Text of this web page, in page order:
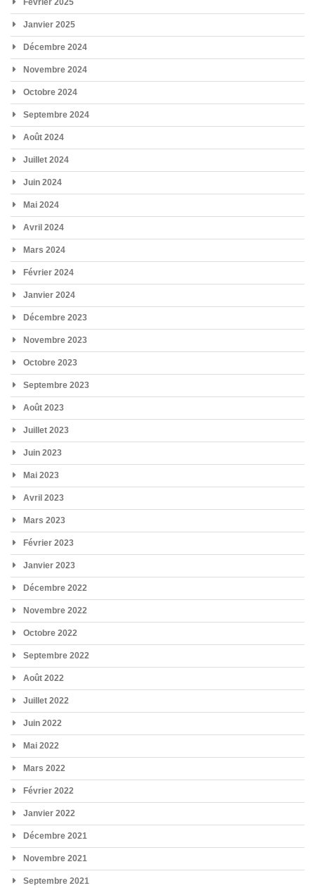
Février 2025
Janvier 2025
Décembre 2024
Novembre 2024
Octobre 2024
Septembre 2024
Août 2024
Juillet 2024
Juin 2024
Mai 2024
Avril 2024
Mars 2024
Février 2024
Janvier 2024
Décembre 2023
Novembre 2023
Octobre 2023
Septembre 2023
Août 2023
Juillet 2023
Juin 2023
Mai 2023
Avril 2023
Mars 2023
Février 2023
Janvier 2023
Décembre 2022
Novembre 2022
Octobre 2022
Septembre 2022
Août 2022
Juillet 2022
Juin 2022
Mai 2022
Mars 2022
Février 2022
Janvier 2022
Décembre 2021
Novembre 2021
Septembre 2021